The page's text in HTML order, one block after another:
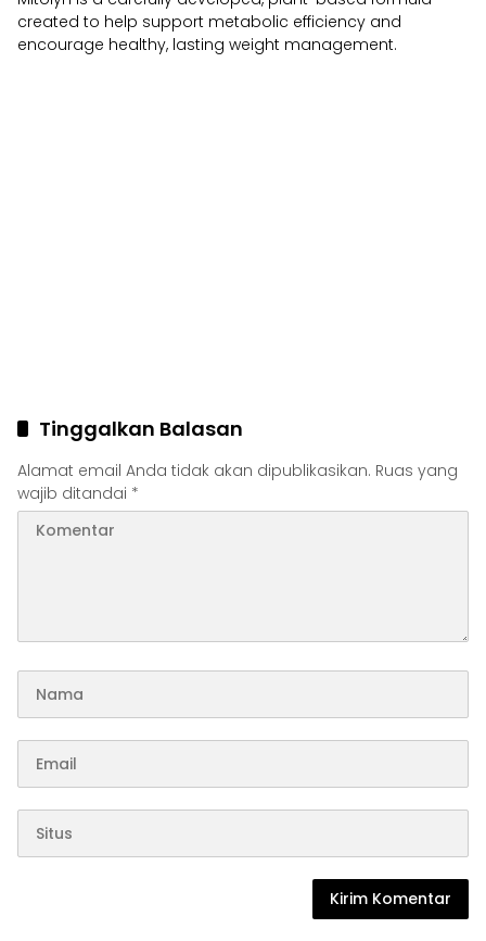
created to help support metabolic efficiency and
encourage healthy, lasting weight management.
Tinggalkan Balasan
Alamat email Anda tidak akan dipublikasikan. Ruas yang
wajib ditandai *